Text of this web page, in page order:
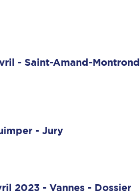
- Saint-Amand-Montrond
- Jury
2023 - Vannes - Dossier